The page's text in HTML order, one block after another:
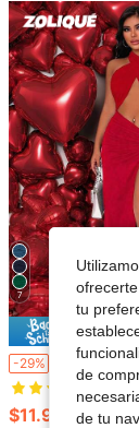
7
-29% Zolique Vestido de unicolor con
(1000+)
$11.91 200+
tu
de
de tu